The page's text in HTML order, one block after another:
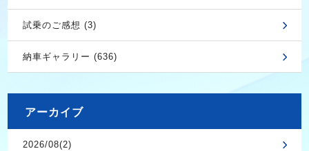
試乗のご感想 (3)
納車ギャラリー (636)
アーカイブ
2026/08(2)